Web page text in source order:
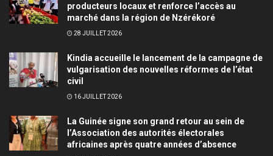
producteurs locaux et renforce l’accès au
marché dans la région de Nzérékoré
28 JUILLET 2026
Kindia accueille le lancement de la campagne de
vulgarisation des nouvelles réformes de l’état
civil
16 JUILLET 2026
La Guinée signe son grand retour au sein de
l’Association des autorités électorales
africaines après quatre années d’absence